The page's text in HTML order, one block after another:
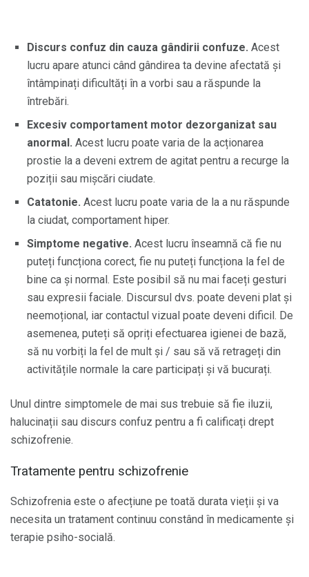
Discurs confuz din cauza gândirii confuze. Acest
lucru apare atunci când gândirea ta devine afectată și
întâmpinați dificultăți în a vorbi sau a răspunde la
întrebări.
Excesiv comportament motor dezorganizat sau
anormal. Acest lucru poate varia de la acționarea
prostie la a deveni extrem de agitat pentru a recurge la
poziții sau mișcări ciudate.
Catatonie. Acest lucru poate varia de la a nu răspunde
la ciudat, comportament hiper.
Simptome negative. Acest lucru înseamnă că fie nu
puteți funcționa corect, fie nu puteți funcționa la fel de
bine ca și normal. Este posibil să nu mai faceți gesturi
sau expresii faciale. Discursul dvs. poate deveni plat și
neemoțional, iar contactul vizual poate deveni dificil. De
asemenea, puteți să opriți efectuarea igienei de bază,
să nu vorbiți la fel de mult și / sau să vă retrageți din
activitățile normale la care participați și vă bucurați.
Unul dintre simptomele de mai sus trebuie să fie iluzii,
halucinații sau discurs confuz pentru a fi calificați drept
schizofrenie.
Tratamente pentru schizofrenie
Schizofrenia este o afecțiune pe toată durata vieții și va
necesita un tratament continuu constând în medicamente și
terapie psiho-socială.